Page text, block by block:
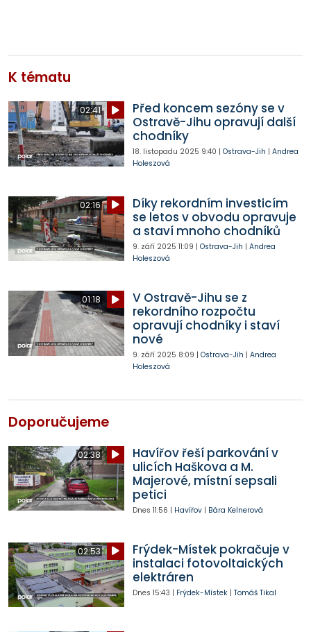
K tématu
02:41
Před koncem sezóny se v
Ostravě-Jihu opravují další
chodníky
18. listopadu 2025 9:40 | Ostrava-Jih | Andrea
Holeszová
02:16
Díky rekordním investicím
se letos v obvodu opravuje
a staví mnoho chodníků
9. září 2025 11:09 | Ostrava-Jih | Andrea
Holeszová
01:18
V Ostravě-Jihu se z
rekordního rozpočtu
opravují chodníky i staví
nové
9. září 2025 8:09 | Ostrava-Jih | Andrea
Holeszová
Doporučujeme
02:38
Havířov řeší parkování v
ulicích Haškova a M.
Majerové, místní sepsali
petici
Dnes 11:56 | Havířov| Bára Kelnerová
02:53
Frýdek-Místek pokračuje v
instalaci fotovoltaických
elektráren
Dnes 15:43 | Frýdek-Místek| Tomáš Tikal